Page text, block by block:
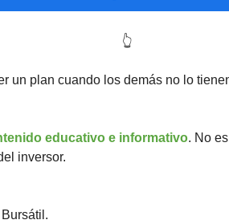
👆
un plan cuando los demás no lo
educativo e informativo. No
inversor.